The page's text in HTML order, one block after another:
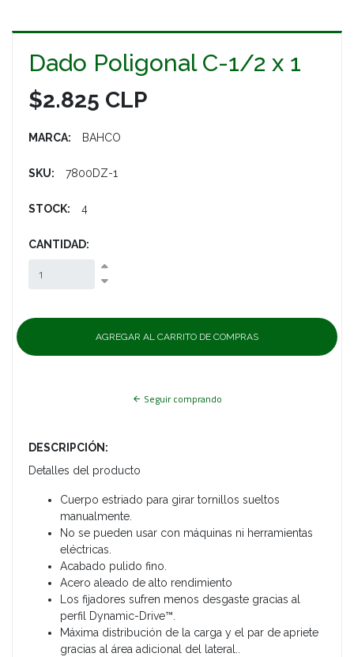
Dado Poligonal C-1/2 x 1
$2.825 CLP
MARCA: BAHCO
SKU: 7800DZ-1
STOCK: 4
CANTIDAD:
Seguir comprando
DESCRIPCIÓN:
Detalles del producto
Cuerpo estriado para girar tornillos sueltos
manualmente.
No se pueden usar con máquinas ni herramientas
eléctricas.
Acabado pulido fino.
Acero aleado de alto rendimiento
Los fijadores sufren menos desgaste gracias al
perfil Dynamic-Drive™.
Máxima distribución de la carga y el par de apriete
gracias al área adicional del lateral..